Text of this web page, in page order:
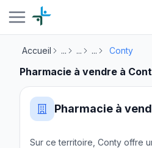
Accueil ... ... ... Conty
Pharmacie à vendre à
Pharmacie à
Sur ce territoire, Conty offre